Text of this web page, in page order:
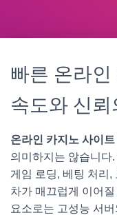
빠른 온라
속도와 신뢰
온라인 카지노 사이트
의미하지는 않습니다.
게임 로딩, 베팅 처리,
차가 매끄럽게 이어
요소로는 고성능 서